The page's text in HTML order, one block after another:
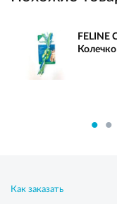
FELINE
Как заказать